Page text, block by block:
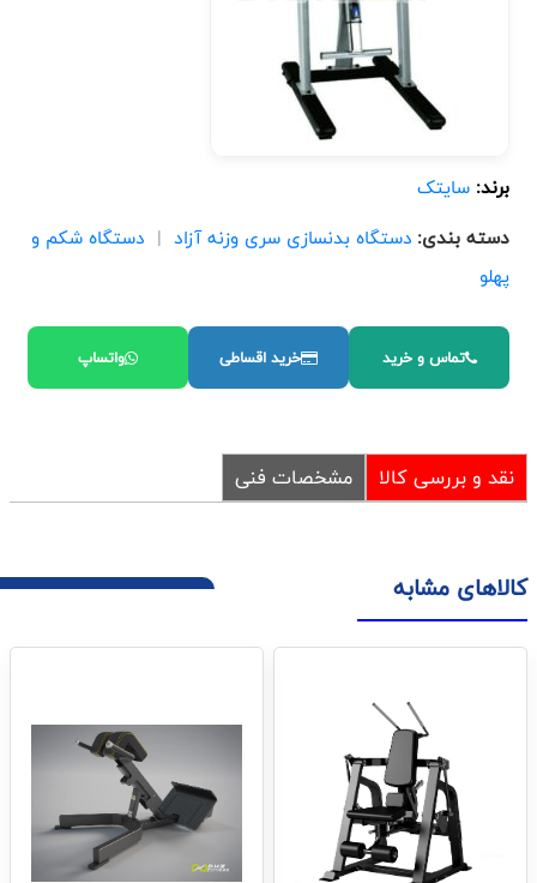
برند: سایتک
دسته بندی: دستگاه بدنسازی سری وزنه آزاد | دستگاه شکم و
پهلو
تماس و خرید خرید اقساطی واتساپ
نقد و بررسی کالا مشخصات فنی
کالاهای مشابه